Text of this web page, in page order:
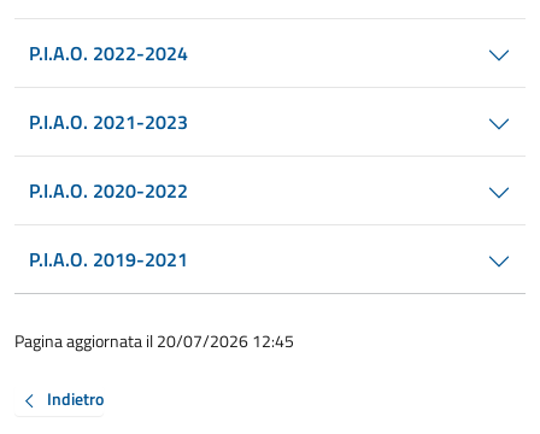
P.I.A.O. 2022-2024
P.I.A.O. 2021-2023
P.I.A.O. 2020-2022
P.I.A.O. 2019-2021
Pagina aggiornata il 20/07/2026 12:45
Indietro